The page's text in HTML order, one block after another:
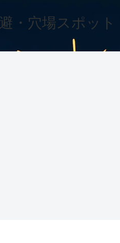
・穴場スポッ